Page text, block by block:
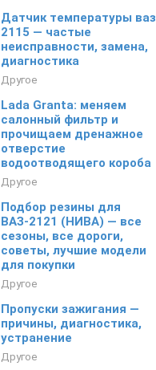
Датчик температуры ваз
2115 — частые
неисправности, замена,
диагностика
Другое
Lada Granta: меняем
салонный фильтр и
прочищаем дренажное
отверстие
водоотводящего короба
Другое
Подбор резины для
ВАЗ-2121 (НИВА) — все
сезоны, все дороги,
советы, лучшие модели
для покупки
Другое
Пропуски зажигания —
причины, диагностика,
устранение
Другое